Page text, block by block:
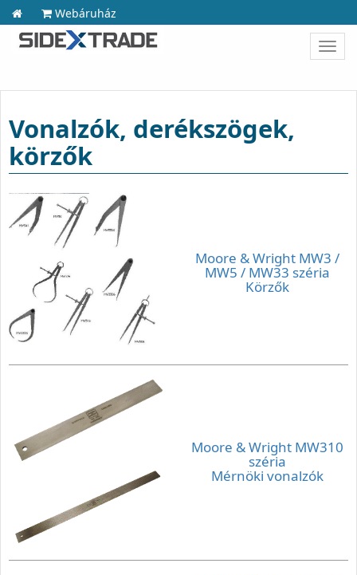
Webáruház
Vonalzók, derékszögek,
körzők
Moore & Wright MW3 /
MW5 / MW33 széria
Körzők
Moore & Wright MW310
széria
Mérnöki vonalzók